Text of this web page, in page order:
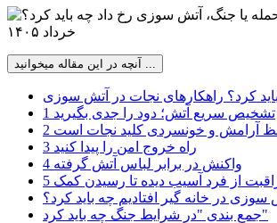
خرداد ۱۴۰۵
کرد؟ راهکارهای نجات در آتش سوزی
1 تشخیص سریع آتش؛ دود را جدی بگیرید
آرامش و خونسردی کلید نجات است
3 راه خروج امن را پیدا کنید
4 واکنش در برابر لباس آتش گرفته
از فرد آسیب دیده تا رسیدن کمک
سوزی در خانه گیر افتادیم چه باید کرد؟
جمع بندی "در شرایط جنگ چه باید کرد"